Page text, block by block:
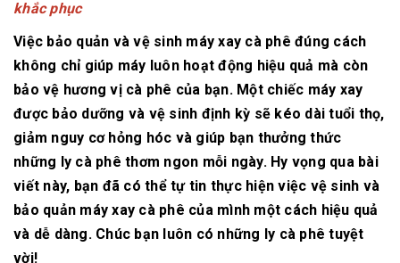
khắc phục
Việc bảo quản và vệ sinh máy xay cà phê đúng cách
không chỉ giúp máy luôn hoạt động hiệu quả mà còn
bảo vệ hương vị cà phê của bạn. Một chiếc máy xay
được bảo dưỡng và vệ sinh định kỳ sẽ kéo dài tuổi thọ,
giảm nguy cơ hỏng hóc và giúp bạn thưởng thức
những ly cà phê thơm ngon mỗi ngày. Hy vọng qua bài
viết này, bạn đã có thể tự tin thực hiện việc vệ sinh và
bảo quản máy xay cà phê của mình một cách hiệu quả
và dễ dàng. Chúc bạn luôn có những ly cà phê tuyệt
vời!